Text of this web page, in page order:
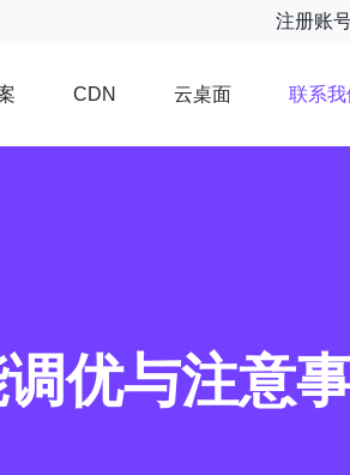
注册账
CDN 云桌面 联系我
优与注意